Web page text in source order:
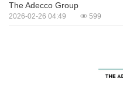
The Adecco Group
2026-02-26 04:49 599